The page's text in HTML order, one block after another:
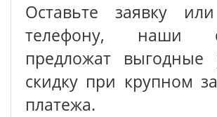
Оставьте заявку
телефону, наши
предложат выгодные
скидку при крупном
платежа.